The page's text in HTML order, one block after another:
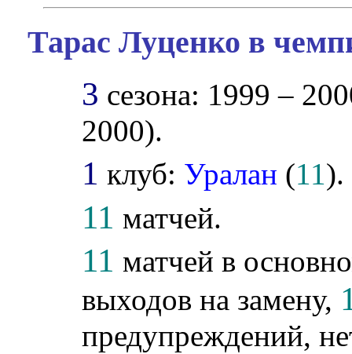
Тарас Луценко в
3 сезона: 1999 –
2000).
1 клуб: Уралан (11).
11 матчей.
11 матчей в
выходов на замену,
предупреждений,